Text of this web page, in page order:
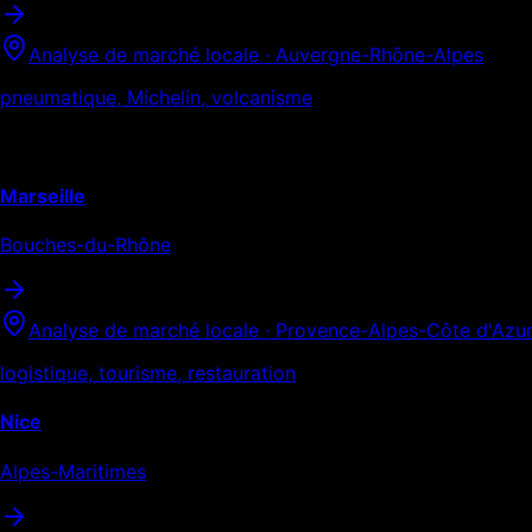
Analyse de marché locale · Auvergne-Rhône-Alpes
pneumatique, Michelin, volcanisme
Marseille
Bouches-du-Rhône
Analyse de marché locale · Provence-Alpes-Côte d'Azur
logistique, tourisme, restauration
Nice
Alpes-Maritimes